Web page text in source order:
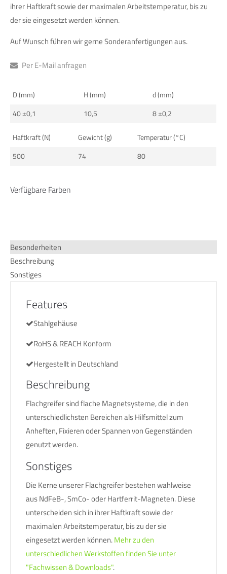
Drop us a line
info@yourdomain.com
About us
Lorem ipsum dolor sit amet, consectetuer adipiscing elit.
sociis natoque penatibus et magnis dis parturient montes,
ihrer Haftkraft sowie der maximalen Arbeitstemperatur, bis zu
der sie eingesetzt werden können.
Auf Wunsch führen wir gerne Sonderanfertigungen aus.
Per E-Mail anfragen
D (mm) H (mm)
d (mm)
40 ±0,1
10,5 8 ±0,2
Haftkraft (N) Gewicht (g)
Temperatur (°C)
500
74 80
Verfügbare Farben
Besonderheiten
Beschreibung
Sonstiges
Features
Stahlgehäuse
RoHS & REACH Konform
Hergestellt in Deutschland
Beschreibung
Flachgreifer sind flache Magnetsysteme, die in den
unterschiedlichsten Bereichen als Hilfsmittel zum
Anheften, Fixieren oder Spannen von Gegenständen
genutzt werden.
Sonstiges
Die Kerne unserer Flachgreifer bestehen wahlweise
aus NdFeB-, SmCo- oder Hartferrit-Magneten. Diese
unterscheiden sich in ihrer Haftkraft sowie der
maximalen Arbeitstemperatur, bis zu der sie
eingesetzt werden können.Mehr zu den
unterschiedlichen Werkstoffen finden Sie unter
"Fachwissen & Downloads".